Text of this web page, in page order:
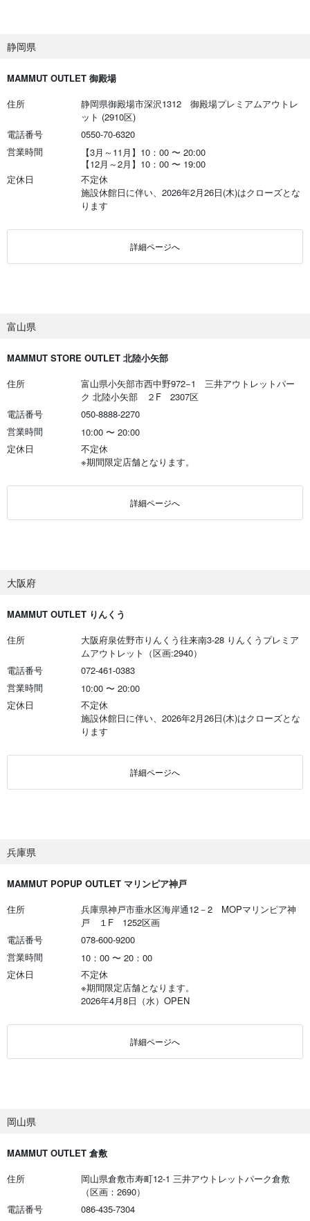
静岡県
MAMMUT OUTLET 御殿場
住所
静岡県御殿場市深沢1312 御殿場プレミアムアウトレ
ット (2910区)
電話番号
0550-70-6320
営業時間
【3月～11月】10：00 〜 20:00
【12月～2月】10：00 〜 19:00
定休日
不定休
施設休館日に伴い、2026年2月26日(木)はクローズとな
ります
詳細ページへ
富山県
MAMMUT STORE OUTLET 北陸小矢部
住所
富山県小矢部市西中野972−1 三井アウトレットパー
ク 北陸小矢部 ２F 2307区
電話番号
050-8888-2270
営業時間
10:00 〜 20:00
定休日
不定休
※期間限定店舗となります。
詳細ページへ
大阪府
MAMMUT OUTLET りんくう
住所
大阪府泉佐野市りんくう往来南3-28 りんくうプレミア
ムアウトレット（区画:2940）
電話番号
072-461-0383
営業時間
10:00 〜 20:00
定休日
不定休
施設休館日に伴い、2026年2月26日(木)はクローズとな
ります
詳細ページへ
兵庫県
MAMMUT POPUP OUTLET マリンピア神戸
住所
兵庫県神戸市垂水区海岸通12－2 MOPマリンピア神
戸 １F 1252区画
電話番号
078-600-9200
営業時間
10：00 〜 20：00
定休日
不定休
※期間限定店舗となります。
2026年4月8日（水）OPEN
詳細ページへ
岡山県
MAMMUT OUTLET 倉敷
住所
岡山県倉敷市寿町12-1 三井アウトレットパーク倉敷
（区画：2690）
電話番号
086-435-7304